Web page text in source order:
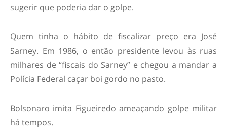
sugerir que poderia dar o golpe.
Quem tinha o hábito de fiscalizar preço era José
Sarney. Em 1986, o então presidente levou às ruas
milhares de “fiscais do Sarney” e chegou a mandar a
Polícia Federal caçar boi gordo no pasto.
Bolsonaro imita Figueiredo ameaçando golpe militar
há tempos.